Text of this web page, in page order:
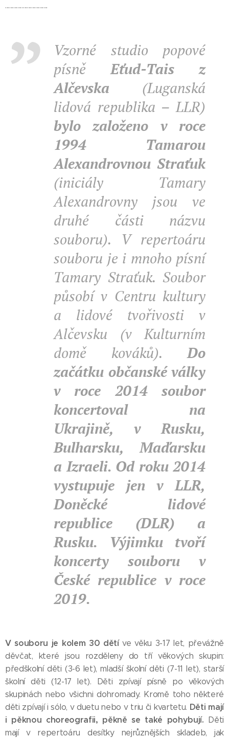
...............................
Vzorné studio popové
písněEťud-Tais z
Alčevska (Luganská
lidová republika – LLR)
bylo založeno v roce
1994 Tamarou
Alexandrovnou Straťuk
(iniciály Tamary
Alexandrovny jsou ve
druhé části názvu
souboru). V repertoáru
souboru je i mnoho písní
Tamary Straťuk. Soubor
působí v Centru kultury
a lidové tvořivosti v
Alčevsku (v Kulturním
domě kováků).Do
začátku občanské války
v roce 2014 soubor
koncertoval na
Ukrajině, v Rusku,
Bulharsku, Maďarsku
a Izraeli. Od roku 2014
vystupuje jen v LLR,
Doněcké lidové
republice (DLR) a
Rusku. Výjimku tvoří
koncerty souboru v
České republice v roce
2019.
V souboru je kolem 30 dětíve věku 3-17 let, převážně
děvčat, které jsou rozděleny do tří věkových skupin:
předškolní děti (3-6 let), mladší školní děti (7-11 let), starší
školní děti (12-17 let). Děti zpívají písně po věkových
skupinách nebo všichni dohromady. Kromě toho některé
děti zpívají i sólo, v duetu nebo v triu či kvartetu. Děti mají
i pěknou choreografii, pěkně se také pohybují. Děti
mají v repertoáru desítky nejrůznějších skladeb, jak